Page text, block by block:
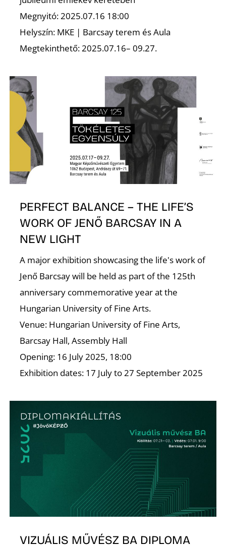
Megnyitó: 2025.07.16 18:00
Helyszín: MKE | Barcsay terem és Aula
Megtekinthető: 2025.07.16– 09.27.
PERFECT BALANCE – THE LIFE’S
WORK OF JENŐ BARCSAY IN A
NEW LIGHT
A major exhibition showcasing the life's work of
Jenő Barcsay will be held as part of the 125th
anniversary commemorative year at the
Hungarian University of Fine Arts.
Venue: Hungarian University of Fine Arts,
Barcsay Hall, Assembly Hall
Opening: 16 July 2025, 18:00
Exhibition dates: 17 July to 27 September 2025
VIZUÁLIS MŰVÉSZ BA DIPLOMA